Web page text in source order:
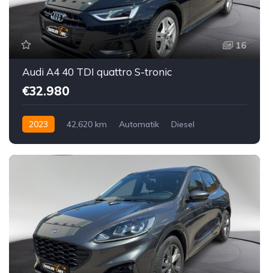
16
Audi A4 40 TDI quattro S-tronic
€32.980
2023 42,620 km Automatik
Diesel